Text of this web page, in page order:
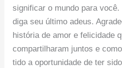
significar o mundo para
diga seu último adeus.
história de amor e felicidade
compartilharam juntos e
tido a oportunidade de ter